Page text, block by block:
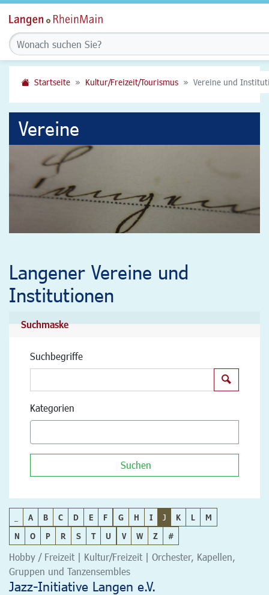
Startseite Kultur/Freizeit/Tourismus Vereine und
Vereine
Langener Vereine und
Institutionen
Suchmaske
Suchbegriffe
Kategorien
Suchen
A B C D E F G H I J K L
M
N
O P R S T U V W Z #
Hobby / Freizeit | Kultur/Freizeit | Orchester, Kapellen,
Gruppen und Tanzensembles
Jazz-Initiative Langen e.V.